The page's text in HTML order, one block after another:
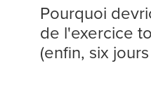
Pourquoi
de l'exercice
(enfin, six